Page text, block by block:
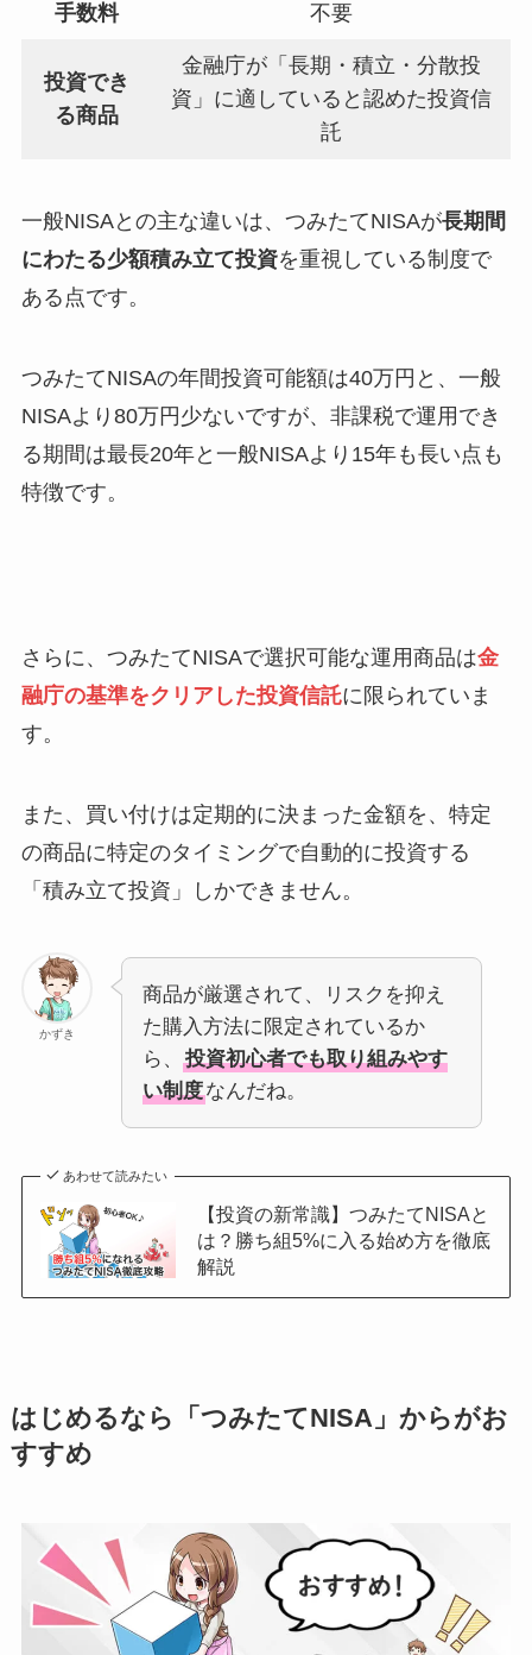
手数料 不要
投資でき
る商品
金融庁が「長期・積立・分散投
資」に適していると認めた投資信
託
一般NISAとの主な違いは、つみたてNISAが長期間
にわたる少額積み立て投資を重視している制度で
ある点です。
つみたてNISAの年間投資可能額は40万円と、一般
NISAより80万円少ないですが、非課税で運用でき
る期間は最長20年と一般NISAより15年も長い点も
特徴です。
さらに、つみたてNISAで選択可能な運用商品は金
融庁の基準をクリアした投資信託に限られていま
す。
また、買い付けは定期的に決まった金額を、特定
の商品に特定のタイミングで自動的に投資する
「積み立て投資」しかできません。
かずき
商品が厳選されて、リスクを抑え
た購入方法に限定されているか
ら、
投資初心者でも取り組みやす
い制度なんだね。
あわせて読みたい
【投資の新常識】つみたてNISAと
は？勝ち組5%に入る始め方を徹底
解説
はじめるなら「つみたてNISA」からがお
すすめ